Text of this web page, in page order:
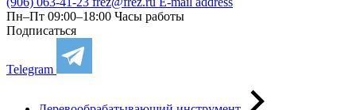
Пн–Пт 09:00–18:00 Часы работы
Подписаться
Telegram